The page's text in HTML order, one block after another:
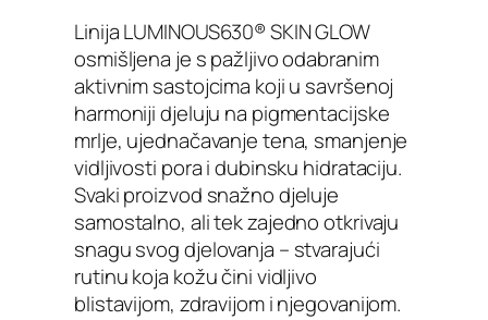
Linija LUMINOUS630® SKIN GLOW
osmišljena je s pažljivo odabranim
aktivnim sastojcima koji u savršenoj
harmoniji djeluju na pigmentacijske
mrlje, ujednačavanje tena, smanjenje
vidljivosti pora i dubinsku hidrataciju.
Svaki proizvod snažno djeluje
samostalno, ali tek zajedno otkrivaju
snagu svog djelovanja – stvarajući
rutinu koja kožu čini vidljivo
blistavijom, zdravijom i njegovanijom.